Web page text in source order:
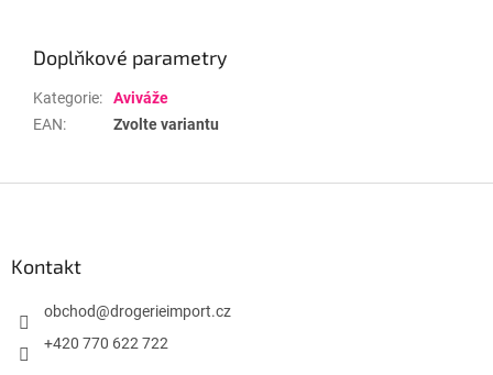
Doplňkové parametry
Kategorie:
Aviváže
EAN: Zvolte variantu
Kontakt
obchod@drogerieimport.cz
+420 770 622 722